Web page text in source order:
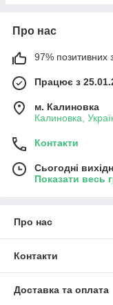
Про нас
97% позитивних з
Працює з
м. Калиновка
Калиновка,
Контакти
Сьогодні
Показати весь
Про нас
Контакти
Доставка та оплата